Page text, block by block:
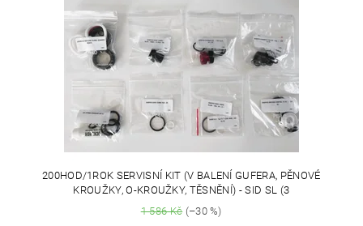
200HOD/1ROK SERVISNÍ KIT (V BALENÍ GUFERA, PĚNOVÉ
KROUŽKY, O-KROUŽKY, TĚSNĚNÍ) - SID SL (3
1 586 Kč(–30 %)